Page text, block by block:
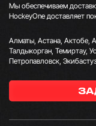
Мы обеспечиваем
HockeyOne доставляет
Алматы, Астана, Актобе,
Талдыкорган, Темиртау,
Петропавловск,